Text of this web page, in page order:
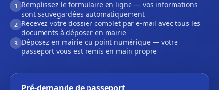
1
Remplissez le formulaire en ligne — vos informations
sont sauvegardées automatiquement
2 Recevez votre dossier complet par e-mail avec tous les
documents à déposer en mairie
3 Déposez en mairie ou point numérique — votre
passeport vous est remis en main propre
Pré-demande de passeport